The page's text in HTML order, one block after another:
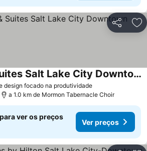
Partilhar
design focado na produtividade
Fairfield Inn & Suites Salt Lake City Downtown
a 1.0 km de Mormon Tabernacle Choir
ver os preços
Ver preços